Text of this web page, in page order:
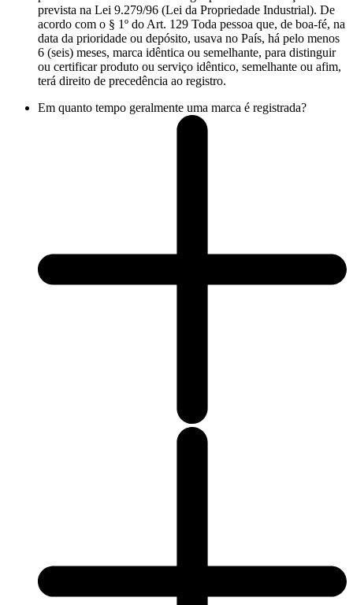
prevista na Lei 9.279/96 (Lei da Propriedade Industrial). De
acordo com o § 1º do Art. 129 Toda pessoa que, de boa-fé, na
data da prioridade ou depósito, usava no País, há pelo menos
6 (seis) meses, marca idêntica ou semelhante, para distinguir
ou certificar produto ou serviço idêntico, semelhante ou afim,
terá direito de precedência ao registro.
Em quanto tempo geralmente uma marca é registrada?